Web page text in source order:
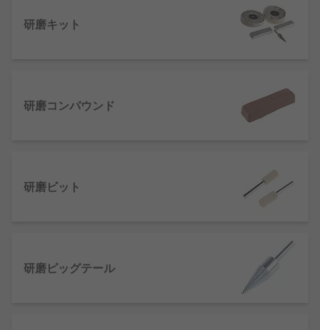
仕上げる場合、 又はブレードを完璧な切れ刃にホー
ニングする場合のために、 RSでは、高品質の研磨
研磨キット
研磨コンパウンド
研磨ビット
研磨ピッグテール